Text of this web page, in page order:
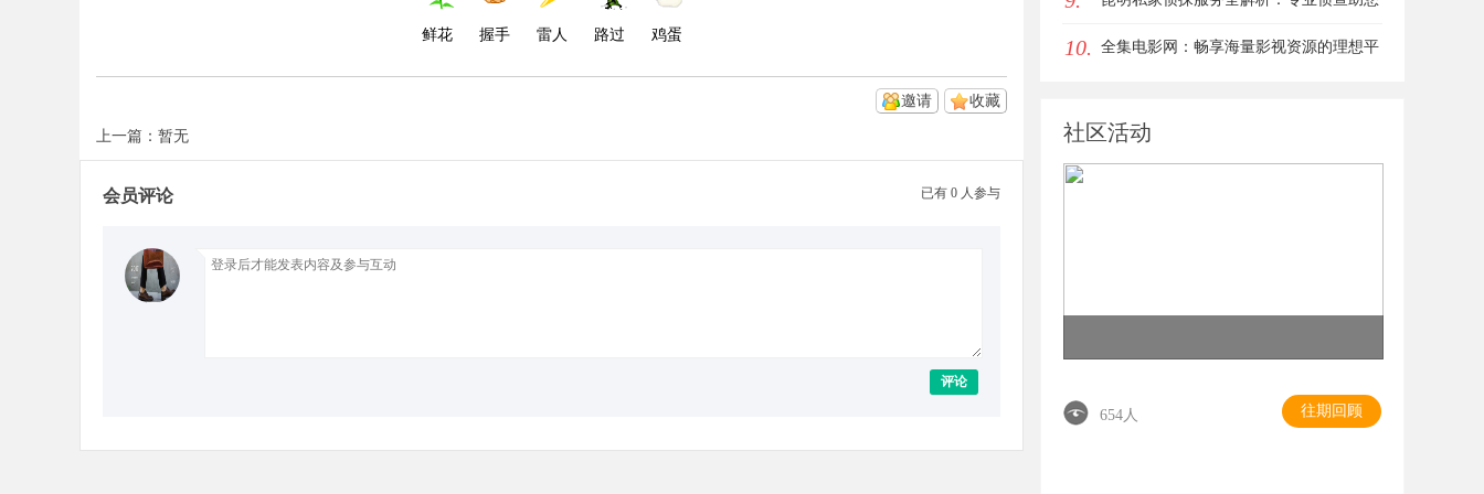
鲜花 握手 雷人 路过 鸡蛋
收藏
邀请
上一篇：暂无
已有 0 人参与
会员评论
评论
解决疑难问题
10. 全集电影网：畅享海量影视资源的理想平
社区活动
654人 往期回顾